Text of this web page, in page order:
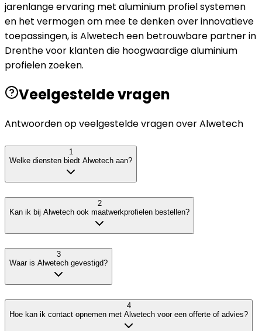
jarenlange ervaring met aluminium profiel systemen
en het vermogen om mee te denken over innovatieve
toepassingen, is Alwetech een betrouwbare partner in
Drenthe voor klanten die hoogwaardige aluminium
profielen zoeken.
Veelgestelde vragen
Antwoorden op veelgestelde vragen overAlwetech
1
Welke diensten biedt Alwetech aan?
2
Kan ik bij Alwetech ook maatwerkprofielen bestellen?
3
Waar is Alwetech gevestigd?
4
Hoe kan ik contact opnemen met Alwetech voor een offerte of advies?